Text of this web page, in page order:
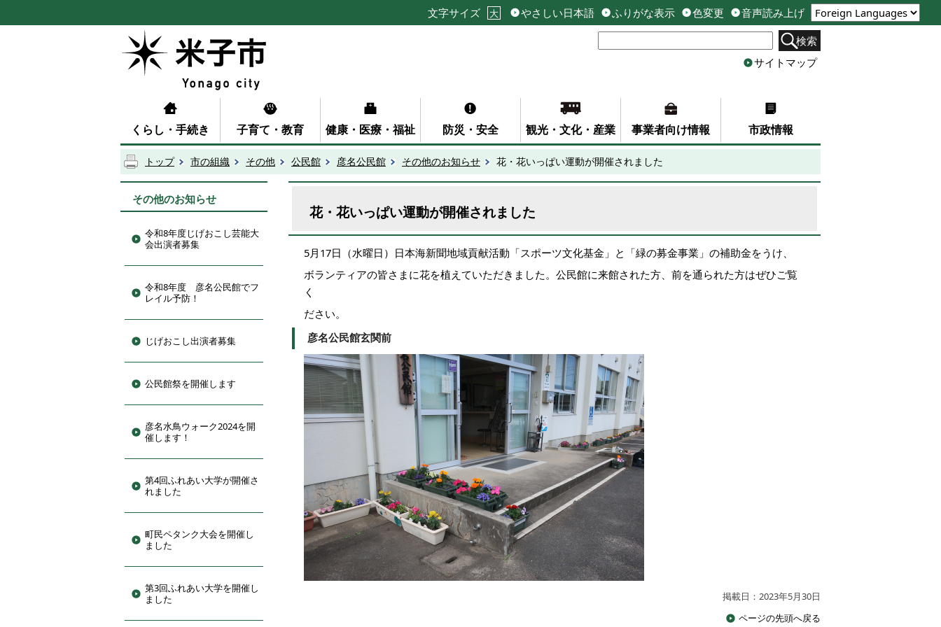
文字サイズ 大 やさしい日本語 ふりがな表示 色変更
音声読み上げ
検索
サイトマップ
くらし・手続き 子育て・教育 健康・医療・福祉 防災・安全 観光・文化・産業 事業者向け情報 市政情報
トップ 市の組織 その他 公民館 彦名公民館 その他のお知らせ 花・花いっぱい運動が開催されました
その他のお知らせ
令和8年度じげおこし芸能大
会出演者募集
令和8年度 彦名公民館でフ
レイル予防！
じげおこし出演者募集
公民館祭を開催します
彦名水鳥ウォーク2024を開
催します！
第4回ふれあい大学が開催さ
れました
町民ペタンク大会を開催し
ました
第3回ふれあい大学を開催し
ました
花・花いっぱい運動が開催されました
5月17日（水曜日）日本海新聞地域貢献活動「スポーツ文化基金」と「緑の募金事業」の補助金をうけ、
ボランティアの皆さまに花を植えていただきました。公民館に来館された方、前を通られた方はぜひご覧
く
ださい。
彦名公民館玄関前
掲載日：2023年5月30日
ページの先頭へ戻る